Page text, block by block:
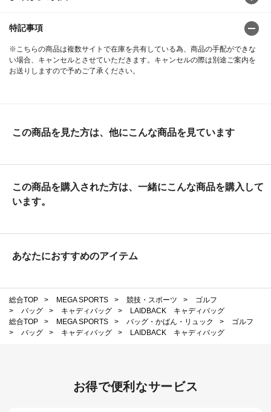
特記事項
※こちらの商品は複数サイトで在庫を共有している為、商品の手配ができな
い場合、キャンセルとさせていただきます。キャンセルの際は別途ご案内を
お送りしますので予めご了承ください。
この商品を見た方は、他にこんな商品を見ています
この商品を購入された方は、一緒にこんな商品を購入して
います。
あなたにおすすめのアイテム
総合TOP > MEGA SPORTS > 競技・スポーツ >
ゴルフ
>
バッグ > キャディバッグ >
LAIDBACK キャディバッグ
総合TOP
> MEGA SPORTS > バッグ・かばん・リュック >
ゴルフ
>
バッグ > キャディバッグ > LAIDBACK キャディバッグ
お得で便利なサービス